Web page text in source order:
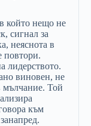
в който нещо не
сигнал за
неяснота в
повтори.
лидерството.
виновен, не
мълчание. Той
към
занапред.